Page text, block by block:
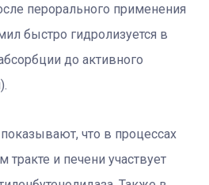
перорального применения
быстро гидролизуется в
до активного
что в процессах
и печени участвует